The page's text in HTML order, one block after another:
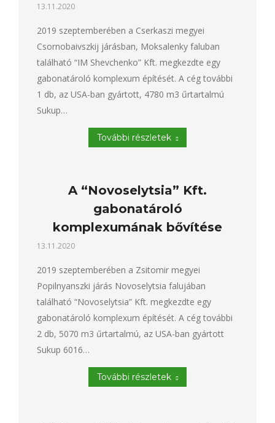
13.11.2020
2019 szeptemberében a Cserkaszi megyei
Csornobaivszkij járásban, Moksalenky faluban
található “IM Shevchenko” Kft. megkezdte egy
gabonatároló komplexum építését. A cég további
1 db, az USA-ban gyártott, 4780 m3 űrtartalmú
Sukup…
További részletek
A “Novoselytsia” Kft.
gabonatároló
komplexumának bővítése
13.11.2020
2019 szeptemberében a Zsitomir megyei
Popilnyanszki járás Novoselytsia falujában
található “Novoselytsia” Kft. megkezdte egy
gabonatároló komplexum építését. A cég további
2 db, 5070 m3 űrtartalmú, az USA-ban gyártott
Sukup 6016…
További részletek